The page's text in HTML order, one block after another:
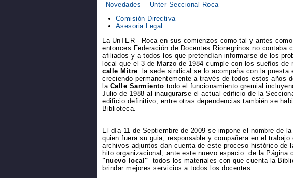
Novedades
Unter Seccional Roca
Comisión Directiva
Asesoria Legal
La UnTER - Roca en sus comienzos como tal y antes
entonces Federación de Docentes Rionegrinos no contaba
afiliados y a todos los que pretendían informarse de los
local que el 3 de Marzo de 1984 cumple con los sueños de
calle Mitre la sede sindical se lo acompaña con la puesta
creciendo permanentemente a través de todos estos años
la Calle Sarmiento todo el funcionamiento gremial
Julio de 1988 al inaugurarse el actual edificio de la
edificio definitivo, entre otras dependencias también se
Biblioteca.
El día 11 de Septiembre de 2009 se impone el nombre de
quien fuera su guia, responsable y compañera en el
archivos adjuntos dan cuenta de este proceso histórico de
hito organizacional, ante este nuevo espacio de la Página
"nuevo local" todos los materiales con que cuenta la
brindar mejores servicios a todos los docentes.